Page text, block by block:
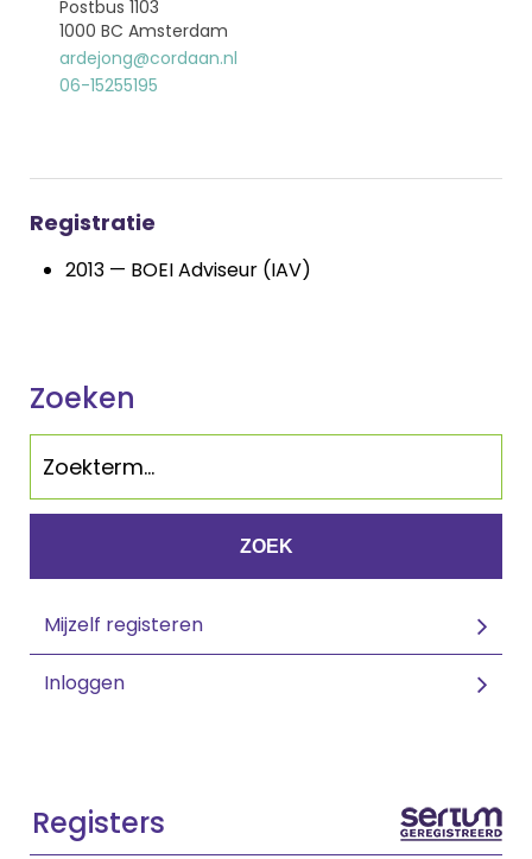
Postbus 1103
1000 BC Amsterdam
ardejong@cordaan.nl
06-15255195
Registratie
2013 — BOEI Adviseur (IAV)
Zoeken
ZOEK
Mijzelf registeren
Inloggen
Registers